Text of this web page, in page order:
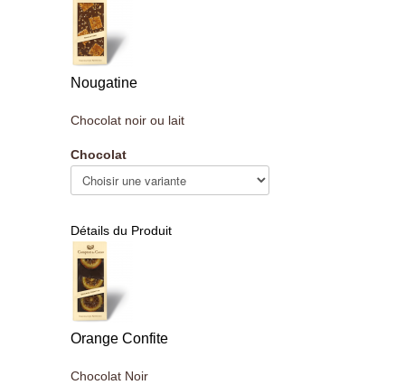
Nougatine
Chocolat noir ou lait
Chocolat
Détails du Produit
Orange Confite
Chocolat Noir